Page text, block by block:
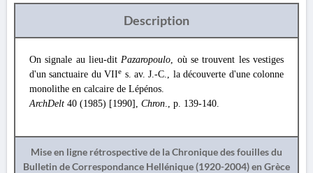
Description
On signale au lieu-ditPazaropoulo, où se trouvent les vestiges
d'un sanctuaire du VIIe s. av. J.-C., la découverte d'une colonne
monolithe en calcaire de Lépénos.
ArchDelt 40 (1985) [1990], Chron., p. 139-140.
Mise en ligne rétrospective de la Chronique des fouilles du
Bulletin de Correspondance Hellénique (1920-2004) en Grèce